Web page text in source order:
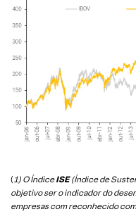
( 1) O ÍndiceISE(Índice de
objetivo ser o indicador do
empresas com reconhecido